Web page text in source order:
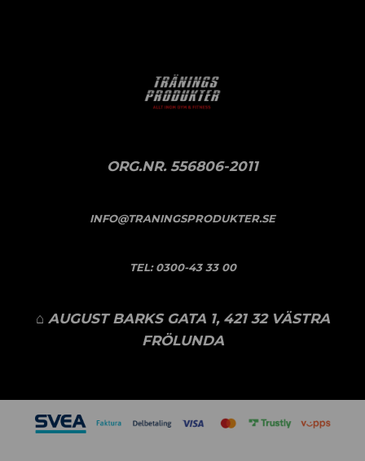
ORG.NR. 556806-2011
INFO@TRANINGSPRODUKTER.SE
TEL:0300-43 33 00
⌂ AUGUST BARKS GATA 1, 421 32 VÄSTRA
FRÖLUNDA